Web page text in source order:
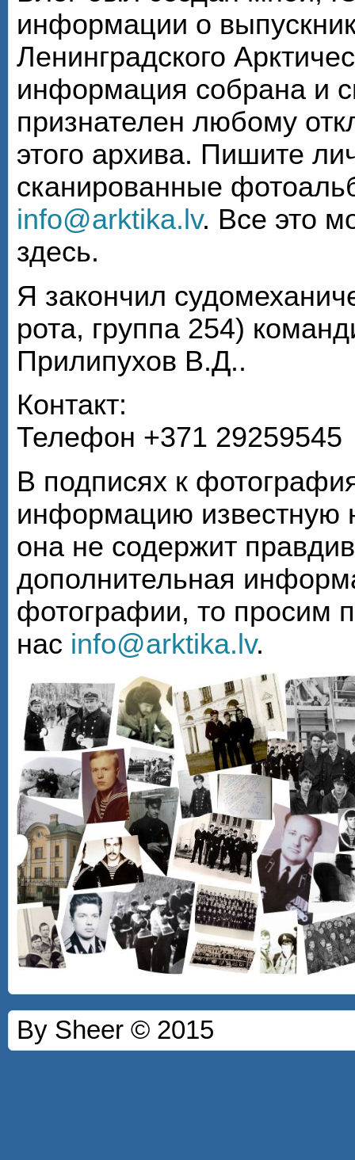
информации о
Ленинградского
информация собрана и
признателен любому
этого архива. Пишите
сканированные
info@arktika.lv. Все это
здесь.
Я закончил
рота, группа 254)
Прилипухов В.Д..
Контакт:
Телефон +371 29259545
В подписях к
информацию известную
она не содержит
дополнительная
фотографии, то просим
нас info@arktika.lv.
By Sheer © 2015